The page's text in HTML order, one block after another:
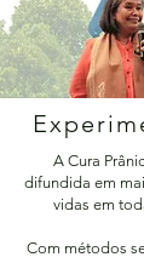
A Cura
difundida em
vidas em
Com métodos